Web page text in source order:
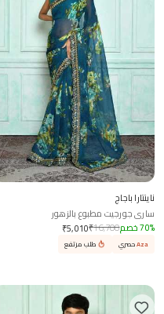
ناينتارا باجاج
ساري جورجيت مطبوع بالزهور
₹5,010₹16,700 70% خصم
Azaحصري طلب مرتفع